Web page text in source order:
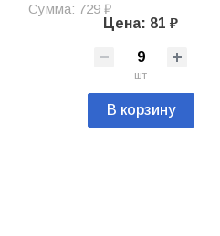
Сумма: 729 ₽
Цена: 81 ₽
шт
В корзину